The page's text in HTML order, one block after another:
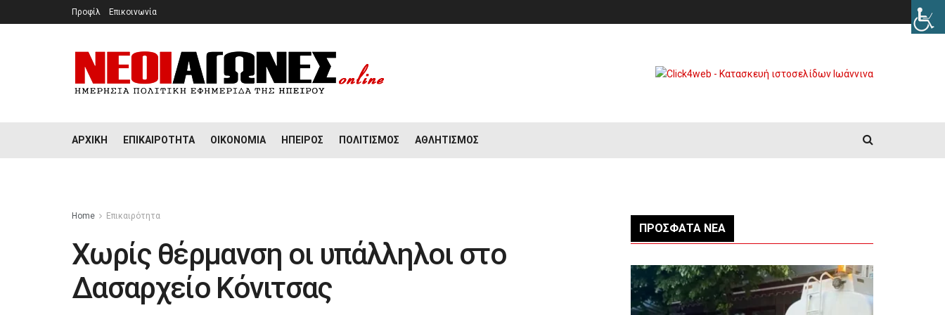
Προφίλ Επικοινωνία
ΑΡΧΙΚΉ ΕΠΙΚΑΙΡΌΤΗΤΑ ΟΙΚΟΝΟΜΊΑ ΉΠΕΙΡΟΣ ΠΟΛΙΤΙΣΜΌΣ ΑΘΛΗΤΙΣΜΌΣ
Home Επικαιρότητα
Χωρίς θέρμανση οι υπάλληλοι στο
Δασαρχείο Κόνιτσας
ΠΡΌΣΦΑΤΑ ΝΈΑ